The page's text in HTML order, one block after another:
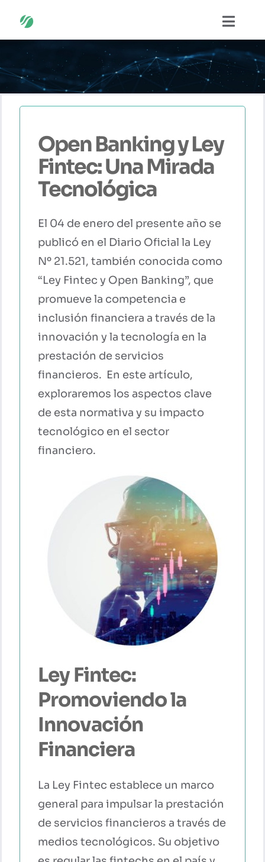
SOLUCIONES
SOBRE NOSOTROS
CASOS DE ÉXITO
PUBLICACIONES
PARTNERS
CONTACTO
Open Banking y Ley
Fintec: Una Mirada
Tecnológica
El 04 de enero del presente año se
publicó en el Diario Oficial la Ley
Nº 21.521, también conocida como
“Ley Fintec y Open Banking”, que
promueve la competencia e
inclusión financiera a través de la
innovación y la tecnología en la
prestación de servicios
financieros. En este artículo,
exploraremos los aspectos clave
de esta normativa y su impacto
tecnológico en el sector
financiero.
Ley Fintec:
Promoviendo la
Innovación
Financiera
La Ley Fintec establece un marco
general para impulsar la prestación
de servicios financieros a través de
medios tecnológicos. Su objetivo